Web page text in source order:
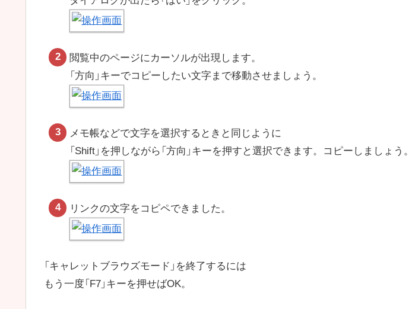
閲覧中のページにカーソルが出現します。
「方向」キーでコピーしたい文字まで移動させましょう。
メモ帳などで文字を選択するときと同じように
「Shift」を押しながら「方向」キーを押すと選択できます。コピーしましょう。
リンクの文字をコピペできました。
「キャレットブラウズモード」を終了するには
もう一度「F7」キーを押せばOK。